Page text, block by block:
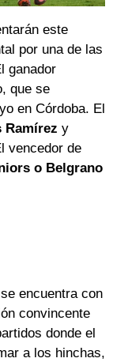
este
por una de las
ganador
que se
en Córdoba. El
Ramírez y
vencedor de
o Belgrano
se encuentra con
convincente
donde el
a los hinchas,